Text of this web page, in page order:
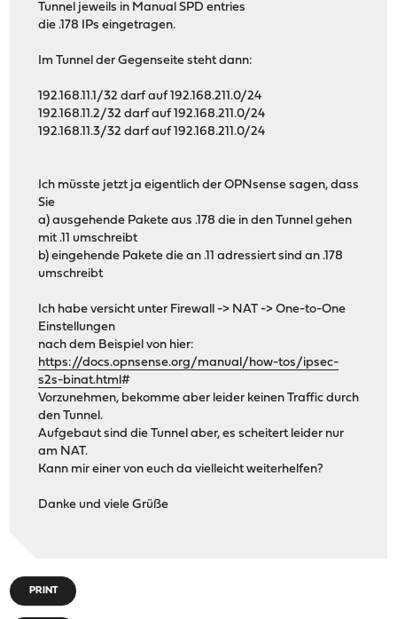
Tunnel jeweils in Manual SPD entries
die .178 IPs eingetragen.
Im Tunnel der Gegenseite steht dann:
192.168.11.1/32 darf auf 192.168.211.0/24
192.168.11.2/32 darf auf 192.168.211.0/24
192.168.11.3/32 darf auf 192.168.211.0/24
Ich müsste jetzt ja eigentlich der OPNsense sagen, dass
Sie
a) ausgehende Pakete aus .178 die in den Tunnel gehen
mit .11 umschreibt
b) eingehende Pakete die an .11 adressiert sind an .178
umschreibt
Ich habe versicht unter Firewall -> NAT -> One-to-One
Einstellungen
nach dem Beispiel von hier:
https://docs.opnsense.org/manual/how-tos/ipsec-
s2s-binat.html#
Vorzunehmen, bekomme aber leider keinen Traffic durch
den Tunnel.
Aufgebaut sind die Tunnel aber, es scheitert leider nur
am NAT.
Kann mir einer von euch da vielleicht weiterhelfen?
Danke und viele Grüße
PRINT